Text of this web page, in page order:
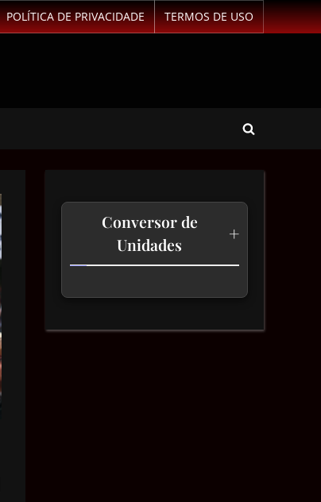
POLÍTICA DE PRIVACIDADE TERMOS DE USO
Conversor de
Unidades
+
Comprimento